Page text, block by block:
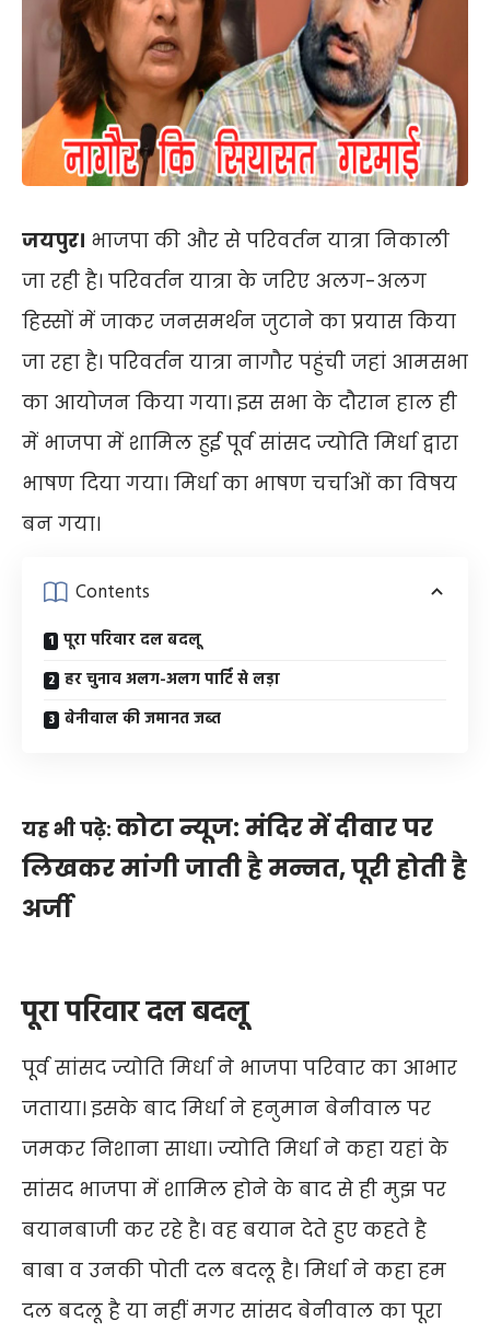
जयपुर। भाजपा की और से परिवर्तन यात्रा निकाली
जा रही है। परिवर्तन यात्रा के जरिए अलग-अलग
हिस्सों में जाकर जनसमर्थन जुटाने का प्रयास किया
जा रहा है। परिवर्तन यात्रा नागौर पहुंची जहां आमसभा
का आयोजन किया गया। इस सभा के दौरान हाल ही
में भाजपा में शामिल हुई पूर्व सांसद ज्योति मिर्धा द्वारा
भाषण दिया गया। मिर्धा का भाषण चर्चाओं का विषय
बन गया।
Contents
पूरा परिवार दल बदलू
हर चुनाव अलग-अलग पार्टि से लड़ा
बेनीवाल की जमानत जब्त
यह भी पढ़े: कोटा न्यूज: मंदिर में दीवार पर
लिखकर मांगी जाती है मन्नत, पूरी होती है
अर्जी
पूरा परिवार दल बदलू
पूर्व सांसद ज्योति मिर्धा ने भाजपा परिवार का आभार
जताया। इसके बाद मिर्धा ने हनुमान बेनीवाल पर
जमकर निशाना साधा। ज्योति मिर्धा ने कहा यहां के
सांसद भाजपा में शामिल होने के बाद से ही मुझ पर
बयानबाजी कर रहे है। वह बयान देते हुए कहते है
बाबा व उनकी पोती दल बदलू है। मिर्धा ने कहा हम
दल बदलू है या नहीं मगर सांसद बेनीवाल का पूरा